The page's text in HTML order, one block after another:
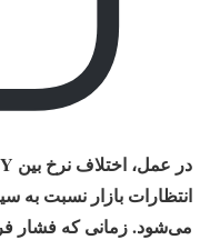
انتظارات بازار نسبت به